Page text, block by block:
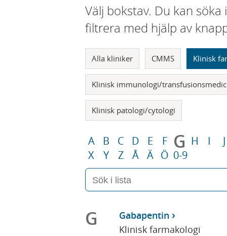
Välj bokstav. Du kan
filtrera med hjälp av
Alla kliniker CMMS Klinisk
Klinisk immunologi/
Klinisk patologi/cytologi
A B C D E F G H I
J
X
Y Z Å Ä Ö 0-9
G
Gabapentin
Klinisk farmakologi